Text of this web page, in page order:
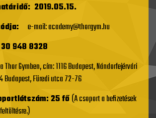
2019.05.15.
e-mail: academy@thorgym.hu
948 8328
a Thor Gymben, cím: 1116 Budapest, Nándorfejérvári
Budapest, Füredi utca 72-76
25 fő(A csoport a befizetések